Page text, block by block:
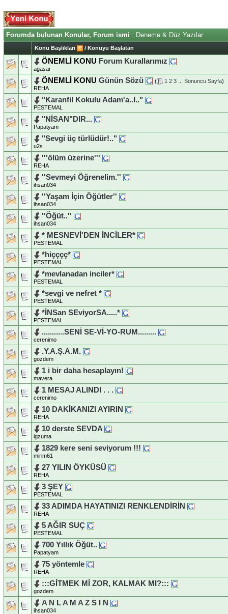
Forumda bulunan Konular, Forum ismi : Deneme & Düz Yazılar
Konu Başlıkları / Konuyu Başlatan
ÖNEMLİ KONU Forum Kurallarımız
agasar
ÖNEMLİ KONU Günün Sözü ( 1 2 3 Sonuncu Sayfa)
REHA
"Karanfil Kokulu Adam'a..I.."
PESTEMAL
"NİSAN"DIR...
Papatyam
"Sevgi üç türlüdür!.."
u2s
'''ölüm üzerine'''
REHA
''Sevmeyi Öğrenelim.''
ihsan034
''Yaşam İçin Öğütler''
ihsan034
''Öğüt..''
ihsan034
* MESNEVİ'DEN İNCİLER*
PESTEMAL
*hiçççç*
PESTEMAL
*mevlanadan inciler*
PESTEMAL
*sevgi ve nefret *
PESTEMAL
*İNSan SEviyorSA.....*
PESTEMAL
...........SENİ SE-Vİ-YO-RUM.........
cerenimo
.Y.A.Ş.A.M.
gozdem
1 i bir daha hesaplayın!
mavera
1 MESAJ ALINDI . . .
cerenimo
10 DAKİKANIZI AYIRIN
REHA
10 derste SEVDA
igzuma
1829 kere seni seviyorum !!!
mirim61
27 YILIN ÖYKÜSÜ
REHA
3 ŞEY
PESTEMAL
33 ADIMDA HAYATINIZI RENKLENDİRİN
REHA
5 AĞIR SUÇ
PESTEMAL
700 Yıllık Öğüt..
Papatyam
75 yöntemle
REHA
:::GİTMEK Mİ ZOR, KALMAK MI?:::
gozdem
A N L A M A Z S I N
ihsan034